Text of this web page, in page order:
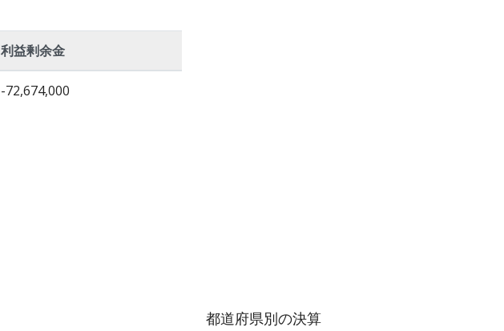
利益剰余金
-72,674,000
都道府県別の決算